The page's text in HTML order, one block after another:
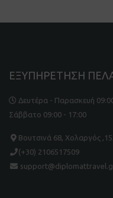
ΕΞΥΠΗΡΕΤΗΣΗ
Δευτέρα - Παρασκευή
Σάββατο 09:00 - 17:00
Βουτσινά 68, Χολαργός
(+30) 2106517509